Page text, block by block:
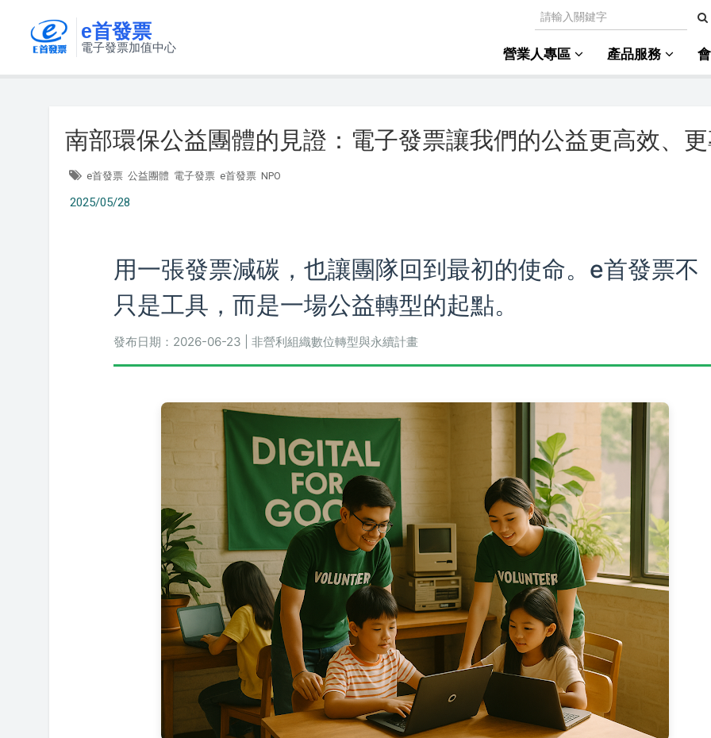
e首發票
電子發票加值中心 營業人專區 產品服務
南部環保公益團體的見證：電子發票讓我們的公益更高效、
e首發票 公益團體 電子發票 e首發票 NPO
2025/05/28
用一張發票減碳，也讓團隊回到最初的使命。e首發票不
只是工具，而是一場公益轉型的起點。
發布日期：2026-06-23 | 非營利組織數位轉型與永續計畫